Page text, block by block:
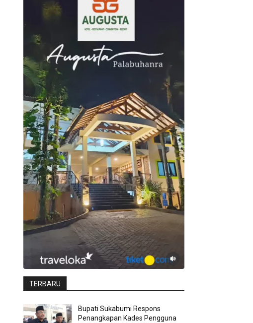
TERBARU
Bupati Sukabumi Respons
Penangkapan Kades Pengguna